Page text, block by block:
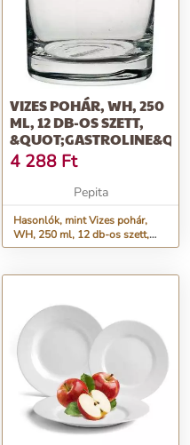
VIZES POHÁR, WH, 250
ML, 12 DB-OS SZETT,
4 288 Ft
Pepita
Hasonlók, mint Vizes pohár,
WH, 250 ml, 12 db-os szett,
&quot;GastroLine&quot;